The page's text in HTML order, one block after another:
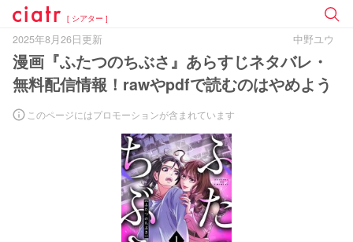
[ シアター ]
2025年8月26日更新 中野ユウ
漫画『ふたつのちぶさ』あらすじネタバレ・
無料配信情報！rawやpdfで読むのはやめよう
このページにはプロモーションが含まれています